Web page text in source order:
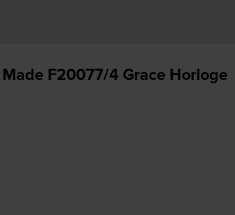
F20077/4 Grace Horloge